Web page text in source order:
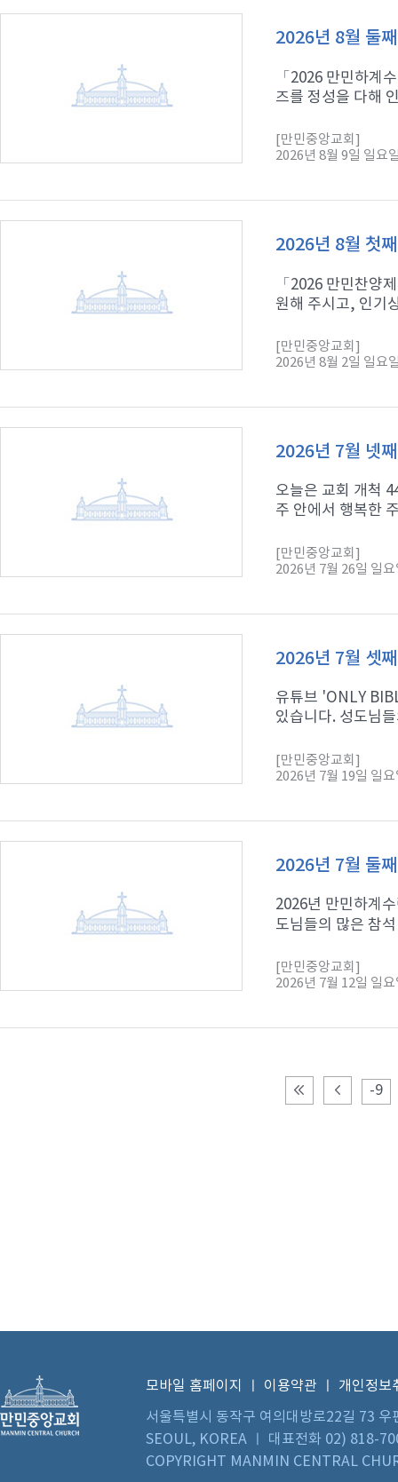
2026년 8월 둘
「2026 만민하계
즈를 정성을 다해
[만민중앙교회]
2026년 8월 9일 일요
2026년 8월 첫
「2026 만민찬양
원해 주시고, 인기
[만민중앙교회]
2026년 8월 2일 일요
2026년 7월 넷
오늘은 교회 개척
주 안에서 행복한
[만민중앙교회]
2026년 7월 26일 일요
2026년 7월 셋
유튜브 'ONLY
있습니다. 성도님
[만민중앙교회]
2026년 7월 19일 일요
2026년 7월 둘
2026년 만민하계
도님들의 많은 참
[만민중앙교회]
2026년 7월 12일 일요
-9
모바일 홈페이지 이용약관
개인정보
서울특별시 동작구 여의대방로22길 73
SEOUL, KOREA ㅣ 대표전화 02) 818-
COPYRIGHT MANMIN CENTRAL